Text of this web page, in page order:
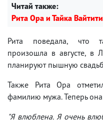
Читай также:
Рита Ора и Тайка
Рита поведала, что
произошла в августе, в
планируют пышную
Также Рита Ора
фамилию мужа. Теперь
"Я влюблена. Я очень